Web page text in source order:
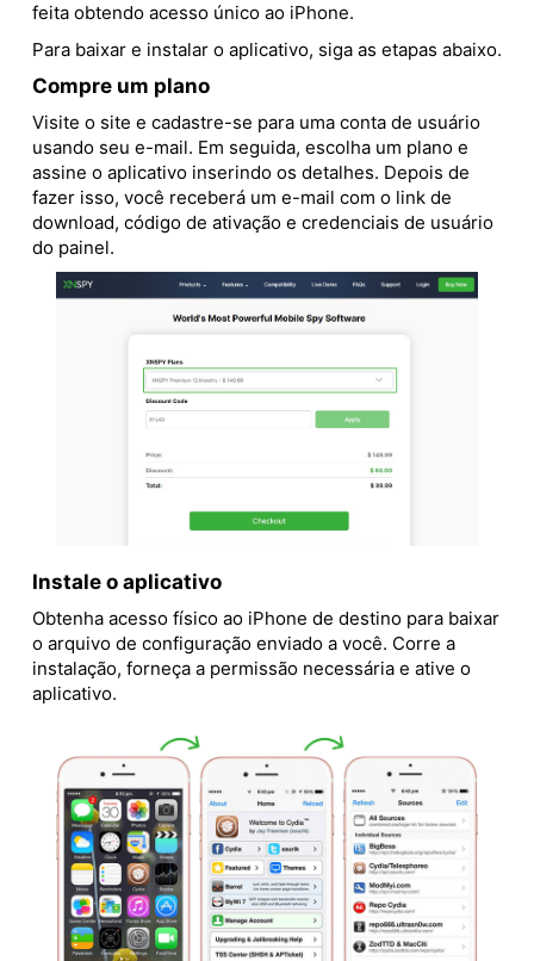
feita obtendo acesso único ao iPhone.
Para baixar e instalar o aplicativo, siga as etapas abaixo.
Compre um plano
Visite o site e cadastre-se para uma conta de usuário
usando seu e-mail. Em seguida, escolha um plano e
assine o aplicativo inserindo os detalhes. Depois de
fazer isso, você receberá um e-mail com o link de
download, código de ativação e credenciais de usuário
do painel.
Instale o aplicativo
Obtenha acesso físico ao iPhone de destino para baixar
o arquivo de configuração enviado a você. Corre a
instalação, forneça a permissão necessária e ative o
aplicativo.